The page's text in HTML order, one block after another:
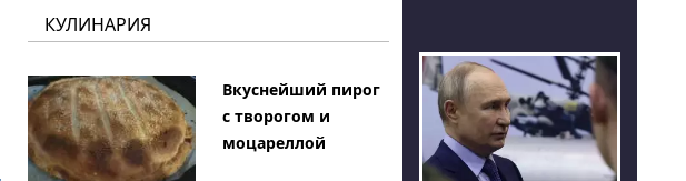
КУЛИНАРИЯ
Вкуснейший пирог
с творогом и
моцареллой